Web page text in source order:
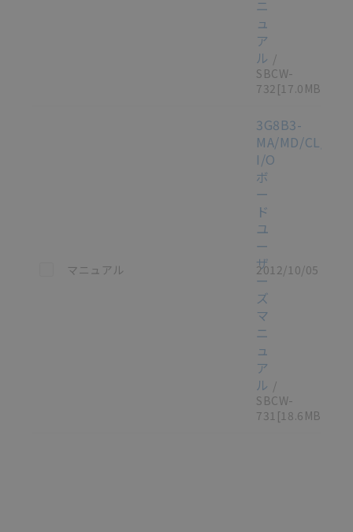
ニ
ュ
ア
ル /
SBCW-
732 [17.0MB]
この資料を選択
マニュアル
3G8B3-
MA/MD/CL/CS/
I/O
ボ
ー
ド
ユ
ー
ザ
ー
ズ
マ
ニ
ュ
ア
ル /
SBCW-
731 [18.6MB]
2012/10/05